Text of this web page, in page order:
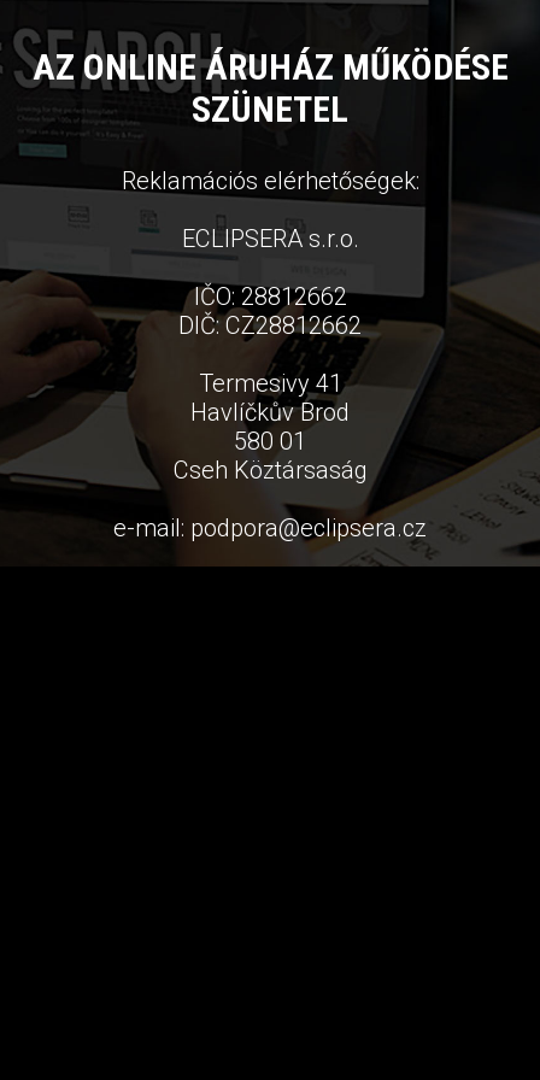
AZ ONLINE ÁRUHÁZ MŰKÖDÉSE
SZÜNETEL
Reklamációs elérhetőségek:
ECLIPSERA s.r.o.
IČO: 28812662
DIČ: CZ28812662
Termesivy 41
Havlíčkův Brod
580 01
Cseh Köztársaság
e-mail: podpora@eclipsera.cz